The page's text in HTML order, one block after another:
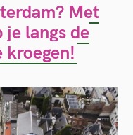
Met
je langs de
kroegen!